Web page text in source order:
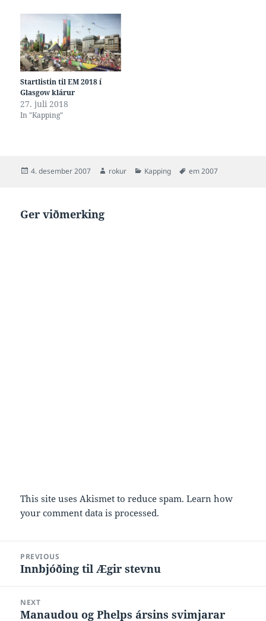
verða frá 25. til 28. november
2010, har HM í Dubai verður
frá…
Startlistin til EM 2018 í
Glasgow klárur
27. juli 2018
In "Kapping"
Posted
4. desember 2007 Author
rokur Categories
Kapping Tags
em 2007
Ger viðmerking
This site uses Akismet to reduce spam.Learn how
your comment data is processed.
navigation
PREVIOUS
Previous
Innbjóðing til Ægir stevnu
NEXT
Next
Manaudou og Phelps ársins svimjarar